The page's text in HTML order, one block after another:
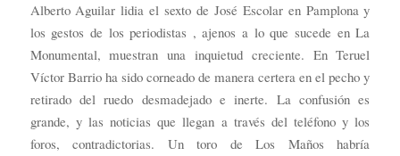
Alberto Aguilar lidia el sexto de José Escolar en Pamplona y
los gestos de los periodistas , ajenos a lo que sucede en La
Monumental, muestran una inquietud creciente. En Teruel
Víctor Barrio ha sido corneado de manera certera en el pecho y
retirado del ruedo desmadejado e inerte. La confusión es
grande, y las noticias que llegan a través del teléfono y los
foros, contradictorias. Un toro de Los Maños habría